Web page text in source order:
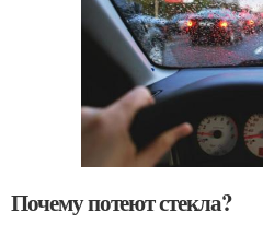
Почему потеют стекла?